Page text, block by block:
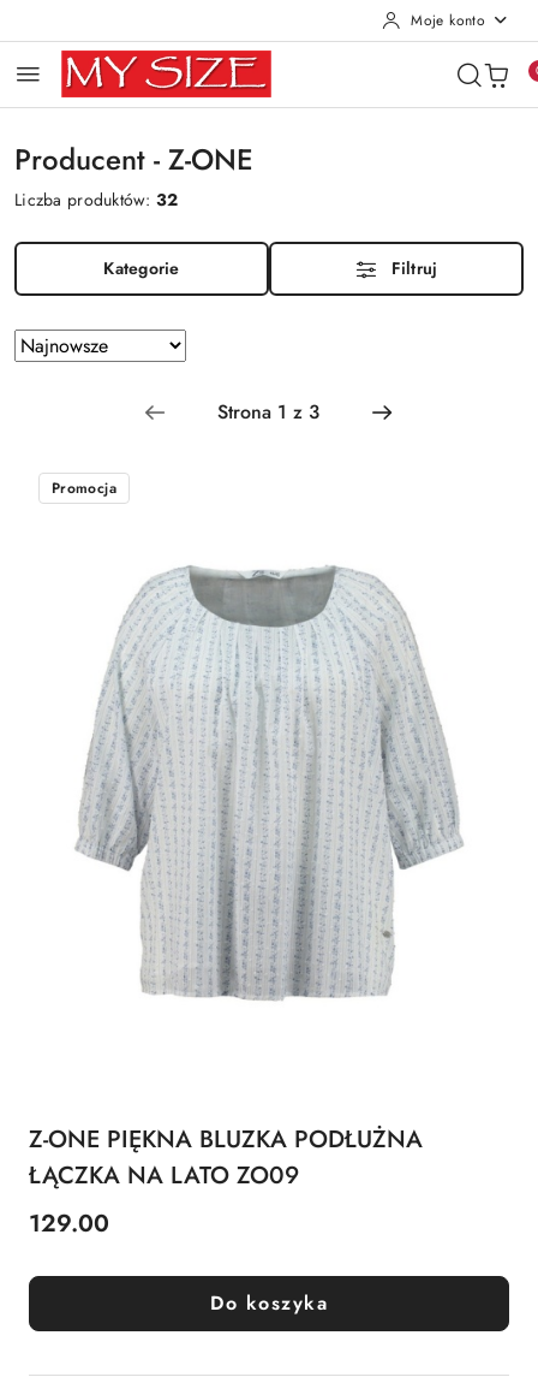
Moje konto
Producent - Z-ONE
Liczba produktów:32
Kategorie Filtruj
Zastosowano
sortowanie:
Sortuj
według
Promocja
Z-ONE PIĘKNA BLUZKA PODŁUŻNA
ŁĄCZKA NA LATO ZO09
Cena:
129.00
Do koszyka